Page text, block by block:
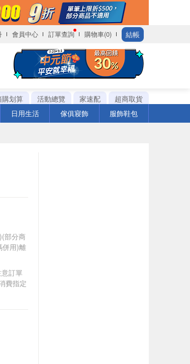
會員中心 訂單查詢 購物車(0) 結帳
購划算 活動總覽 家速配
超商取貨
日用生活 傢俱寢飾 服飾鞋包
部分商
併用)離
訂單
費指定